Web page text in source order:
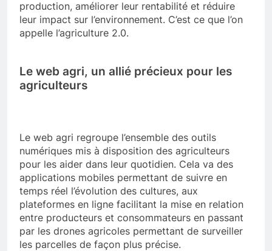
production, améliorer leur rentabilité et réduire
leur impact sur l’environnement. C’est ce que l’on
appelle l’agriculture 2.0.
Le web agri, un allié précieux pour les
agriculteurs
Le web agri regroupe l’ensemble des outils
numériques mis à disposition des agriculteurs
pour les aider dans leur quotidien. Cela va des
applications mobiles permettant de suivre en
temps réel l’évolution des cultures, aux
plateformes en ligne facilitant la mise en relation
entre producteurs et consommateurs en passant
par les drones agricoles permettant de surveiller
les parcelles de façon plus précise.